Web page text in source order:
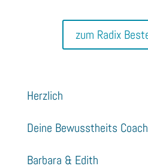
zum Radix
Herzlich
Deine Bewusstheits
Barbara & Edith